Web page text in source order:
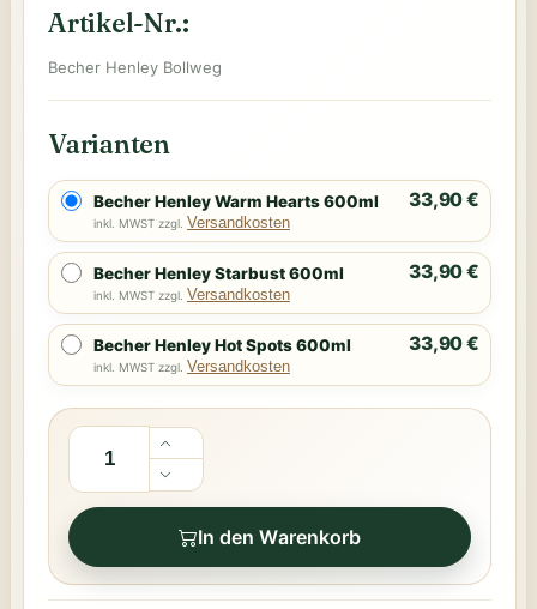
Artikel-Nr.:
Becher Henley Bollweg
Varianten
Becher Henley Warm Hearts 600ml 33,90 €
inkl. MWST zzgl. Versandkosten
Becher Henley Starbust 600ml 33,90 €
inkl. MWST zzgl. Versandkosten
Becher Henley Hot Spots 600ml 33,90 €
inkl. MWST zzgl. Versandkosten
In den Warenkorb